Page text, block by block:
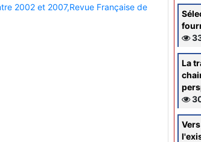
2002 et 2007,Revue Française de
La